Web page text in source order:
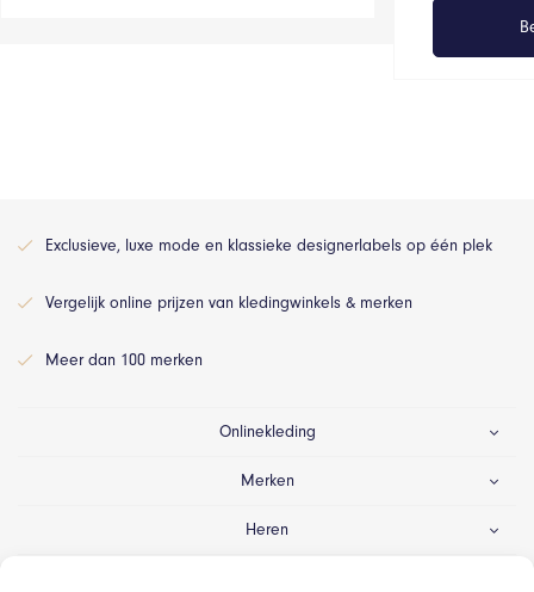
Exclusieve, luxe mode en klassieke designerlabels op één plek
Vergelijk online prijzen van kledingwinkels & merken
Meer dan 100 merken
Onlinekleding
Merken
Heren